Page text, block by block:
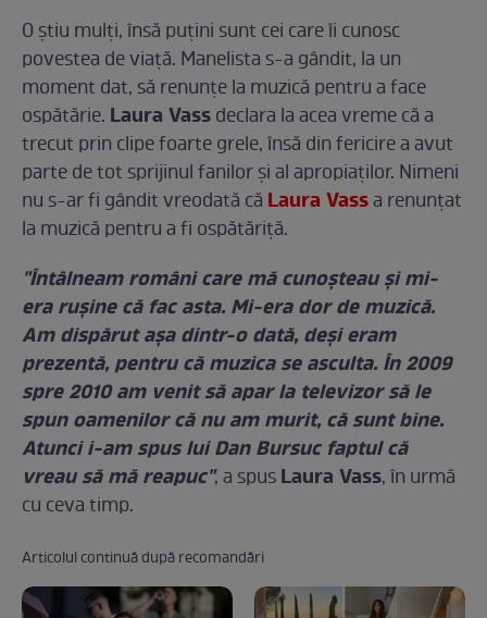
O știu mulți, însă puțini sunt cei care îi cunosc
povestea de viață. Manelista s-a gândit, la un
moment dat, să renunțe la muzică pentru a face
ospătărie. Laura Vassdeclara la acea vreme că a
trecut prin clipe foarte grele, însă din fericire a avut
parte de tot sprijinul fanilor și al apropiaților. Nimeni
nu s-ar fi gândit vreodată că Laura Vassa renunțat
la muzică pentru a fi ospătăriță.
"Întâlneam români care mă cunoșteau și mi-
era rușine că fac asta. Mi-era dor de muzică.
Am dispărut așa dintr-o dată, deși eram
prezentă, pentru că muzica se asculta. În 2009
spre 2010 am venit să apar la televizor să le
spun oamenilor că nu am murit, că sunt bine.
Atunci i-am spus lui Dan Bursuc faptul că
vreau să mă reapuc", a spusLaura Vass, în urmă
cu ceva timp.
Articolul continuă după recomandări